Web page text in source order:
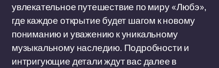
увлекательное путешествие по миру «Любэ»,
где каждое открытие будет шагом к новому
пониманию и уважению к уникальному
музыкальному наследию. Подробности и
интригующие детали ждут вас далее в